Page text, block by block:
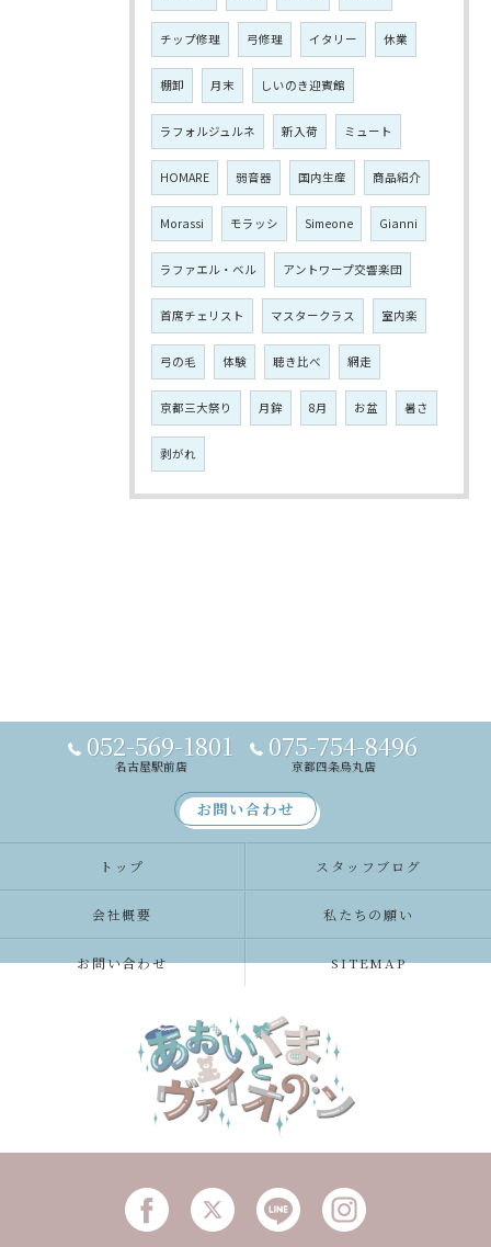
チップ修理 弓修理 イタリー 休業
棚卸 月末 しいのき迎賓館
ラフォルジュルネ 新入荷 ミュート
HOMARE 弱音器 国内生産 商品紹介
Morassi モラッシ Simeone Gianni
ラファエル・ベル アントワープ交響楽団
首席チェリスト マスタークラス 室内楽
弓の毛 体験 聴き比べ 網走
京都三大祭り 月鉾 8月 お盆 暑さ
剥がれ
052-569-1801
名古屋駅前店
075-754-8496
京都四条烏丸店
お問い合わせ
トップ スタッフブログ
会社概要 私たちの願い
お問い合わせ SITEMAP